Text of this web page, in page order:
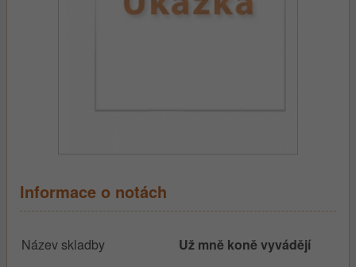
Informace o notách
Název skladby
Už mně koně vyvádějí